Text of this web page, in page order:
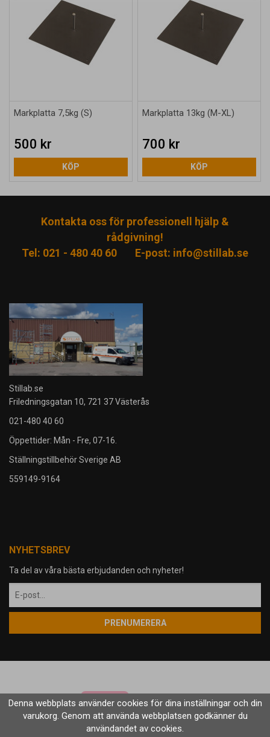
Markplatta 7,5kg (S)
500 kr
KÖP
Markplatta 13kg (M-XL)
700 kr
KÖP
Kontakta oss för professionell hjälp &
rådgivning!
Tel: 021 - 480 40 60
E-post: info@stillab.se
Stillab.se
Friledningsgatan 10, 721 37 Västerås
021-480 40 60
Öppettider: Mån - Fre, 07-16.
Ställningstillbehör Sverige AB
559149-9164
NYHETSBREV
Ta del av våra bästa erbjudanden och nyheter!
PRENUMERERA
Denna webbplats använder cookies för dina inställningar och din
varukorg. Genom att använda webbplatsen godkänner du
användandet av cookies.